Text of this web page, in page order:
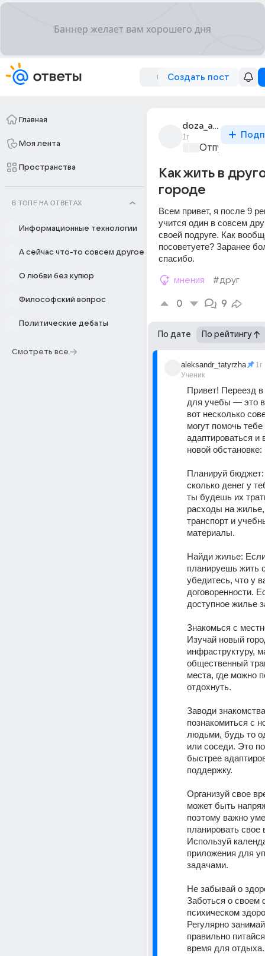
Создать пост
Главная
Моя лента
Пространства
В ТОПЕ НА ОТВЕТАХ
Информационные технологии
А сейчас что-то совсем другое
О любви без купюр
Философский вопрос
Политические дебаты
Смотреть все
doza_amphetamina
1г
Отпуск мечты
Как жить в
городе
Всем привет, я после 9
учится один в совсем
своей подруге. Как
посоветуете? Заранее
спасибо.
мнения #друг
0 9
По дате По рейтингу
aleksandr_tatyrzha
Ученик
1г
Привет! Переезд в
для учебы — это
вот несколько
могут помочь тебе
адаптироваться и
новой обстановке:
Планируй
сколько денег у
ты будешь их
расходы на
транспорт и
материалы.
Найди жилье:
планируешь жить
убедитесь, что у
договоренности.
доступное жилье
Знакомься с
Изучай новый
инфраструктуру,
общественный
места, где можно
отдохнуть.
Заводи
познакомиться с
людьми, будь то
или соседи. Это
быстрее
поддержку.
Организуй свое
может быть
поэтому важно
планировать свое
Используй
приложения для
задачами.
Не забывай о
Заботься о своем
психическом
Регулярно
правильно
время для